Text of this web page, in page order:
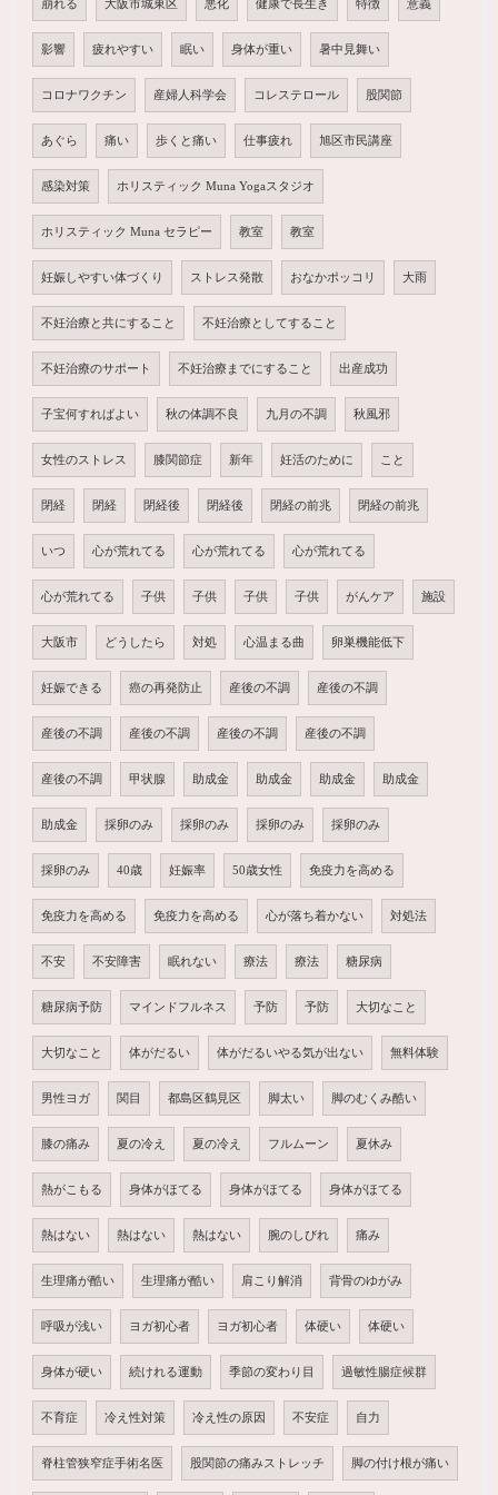
崩れる 大阪市城東区 悪化 健康で長生き 特徴 意義
影響 疲れやすい 眠い 身体が重い 暑中見舞い
コロナワクチン 産婦人科学会 コレステロール 股関節
あぐら 痛い 歩くと痛い 仕事疲れ 旭区市民講座
感染対策 ホリスティック Muna Yogaスタジオ
ホリスティック Muna セラピー 教室 教室
妊娠しやすい体づくり ストレス発散 おなかポッコリ 大雨
不妊治療と共にすること 不妊治療としてすること
不妊治療のサポート 不妊治療までにすること 出産成功
子宝何すればよい 秋の体調不良 九月の不調 秋風邪
女性のストレス 膝関節症 新年 妊活のために こと
閉経 閉経 閉経後 閉経後 閉経の前兆 閉経の前兆
いつ 心が荒れてる 心が荒れてる 心が荒れてる
心が荒れてる 子供 子供 子供 子供 がんケア 施設
大阪市 どうしたら 対処 心温まる曲 卵巣機能低下
妊娠できる 癌の再発防止 産後の不調 産後の不調
産後の不調 産後の不調 産後の不調 産後の不調
産後の不調 甲状腺 助成金 助成金 助成金 助成金
助成金 採卵のみ 採卵のみ 採卵のみ 採卵のみ
採卵のみ 40歳 妊娠率 50歳女性 免疫力を高める
免疫力を高める 免疫力を高める 心が落ち着かない 対処法
不安 不安障害 眠れない 療法 療法 糖尿病
糖尿病予防 マインドフルネス 予防 予防 大切なこと
大切なこと 体がだるい 体がだるいやる気が出ない 無料体験
男性ヨガ 関目 都島区鶴見区 脚太い 脚のむくみ酷い
膝の痛み 夏の冷え 夏の冷え フルムーン 夏休み
熱がこもる 身体がほてる 身体がほてる 身体がほてる
熱はない 熱はない 熱はない 腕のしびれ 痛み
生理痛が酷い 生理痛が酷い 肩こり解消 背骨のゆがみ
呼吸が浅い ヨガ初心者 ヨガ初心者 体硬い 体硬い
身体が硬い 続けれる運動 季節の変わり目 過敏性腸症候群
不育症 冷え性対策 冷え性の原因 不安症 自力
脊柱管狭窄症手術名医 股関節の痛みストレッチ 脚の付け根が痛い